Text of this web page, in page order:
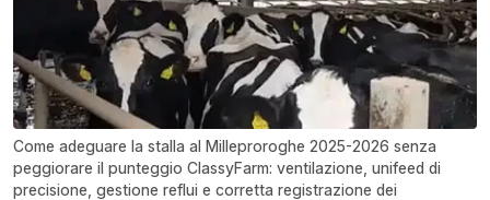
Come adeguare la stalla al Milleproroghe 2025-2026 senza
peggiorare il punteggio ClassyFarm: ventilazione, unifeed di
precisione, gestione reflui e corretta registrazione dei